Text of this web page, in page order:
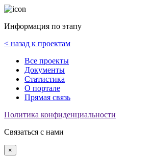
Информация по этапу
< назад к проектам
Все проекты
Документы
Статистика
О портале
Прямая связь
Политика конфиденциальности
Связаться с нами
×